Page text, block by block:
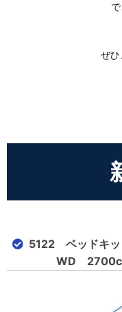
ぜひ
5122 ベッドキ
WD